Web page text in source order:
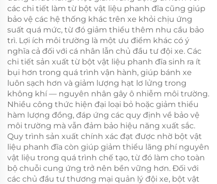
các chi tiết làm từ bột vật liệu phanh đĩa cũng giúp
bảo vệ các hệ thống khác trên xe khỏi chịu ứng
suất quá mức, từ đó giảm thiểu thêm nhu cầu bảo
trì. Lợi ích môi trường là một ưu điểm khác có ý
nghĩa cả đối với cá nhân lẫn chủ đầu tư đội xe. Các
chi tiết sản xuất từ bột vật liệu phanh đĩa sinh ra ít
bụi hơn trong quá trình vận hành, giúp bánh xe
luôn sạch hơn và giảm lượng hạt lơ lửng trong
không khí — nguyên nhân gây ô nhiễm môi trường.
Nhiều công thức hiện đại loại bỏ hoặc giảm thiểu
hàm lượng đồng, đáp ứng các quy định về bảo vệ
môi trường mà vẫn đảm bảo hiệu năng xuất sắc.
Quy trình sản xuất chính xác đạt được nhờ bột vật
liệu phanh đĩa còn giúp giảm thiểu lãng phí nguyên
vật liệu trong quá trình chế tạo, từ đó làm cho toàn
bộ chuỗi cung ứng trở nên bền vững hơn. Đối với
các chủ đầu tư thương mại quản lý đội xe, bột vật